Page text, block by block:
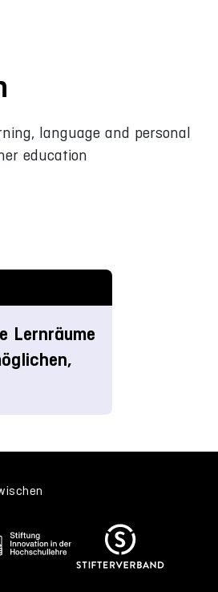
language and personal
education
Lernräume